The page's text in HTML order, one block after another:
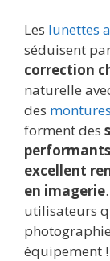
Les lunettes
séduisent
correction
naturelle
des
forment des
performants
excellent
en imagerie
utilisateurs
équipement !